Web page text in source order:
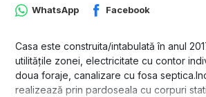
WhatsApp Facebook
Casa este construita/intabulată în anul
utilitățile zonei, electricitate cu contor
doua foraje, canalizare cu fosa
realizează prin pardoseala cu corpuri